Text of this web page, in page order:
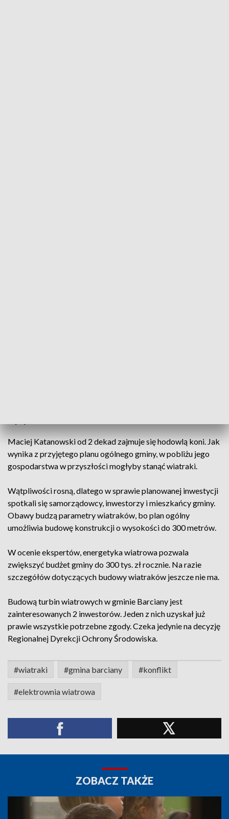
Maciej Katanowski od 2 dekad zajmuje się hodowlą koni. Jak
wynika z przyjętego planu ogólnego gminy, w pobliżu jego
gospodarstwa w przyszłości mogłyby stanąć wiatraki.
Wątpliwości rosną, dlatego w sprawie planowanej inwestycji
spotkali się samorządowcy, inwestorzy i mieszkańcy gminy.
Obawy budzą parametry wiatraków, bo plan ogólny
umożliwia budowę konstrukcji o wysokości do 300 metrów.
W ocenie ekspertów, energetyka wiatrowa pozwala
zwiększyć budżet gminy do 300 tys. zł rocznie. Na razie
szczegółów dotyczących budowy wiatraków jeszcze nie ma.
Budową turbin wiatrowych w gminie Barciany jest
zainteresowanych 2 inwestorów. Jeden z nich uzyskał już
prawie wszystkie potrzebne zgody. Czeka jedynie na decyzję
Regionalnej Dyrekcji Ochrony Środowiska.
#wiatraki #gmina barciany #konflikt
#elektrownia wiatrowa
ZOBACZ TAKŻE